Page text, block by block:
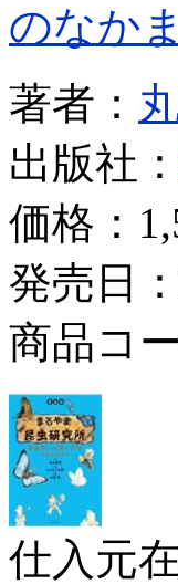
のなか
著者：
出版社：
価格：
発売日
商品コ
仕入元